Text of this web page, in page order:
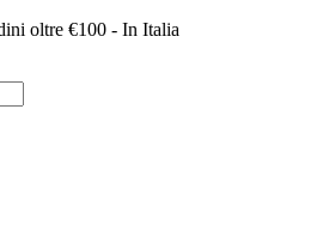
oltre €100 - In Italia